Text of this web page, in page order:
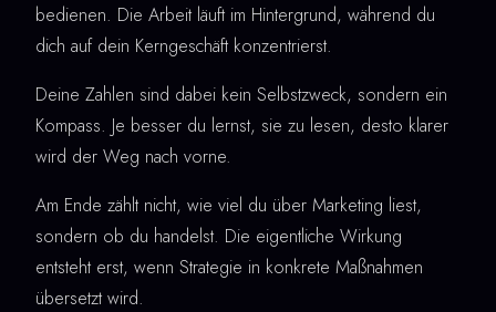
bedienen. Die Arbeit läuft im Hintergrund, während du
dich auf dein Kerngeschäft konzentrierst.
Deine Zahlen sind dabei kein Selbstzweck, sondern ein
Kompass. Je besser du lernst, sie zu lesen, desto klarer
wird der Weg nach vorne.
Am Ende zählt nicht, wie viel du über Marketing liest,
sondern ob du handelst. Die eigentliche Wirkung
entsteht erst, wenn Strategie in konkrete Maßnahmen
übersetzt wird.